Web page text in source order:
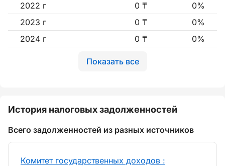
2022 г
0 ₸
0%
2023 г
0 ₸
0%
2024 г
0 ₸ 0%
Показать все
История налоговых задолженностей
Всего задолженностей из разных источников
Комитет государственных доходов :